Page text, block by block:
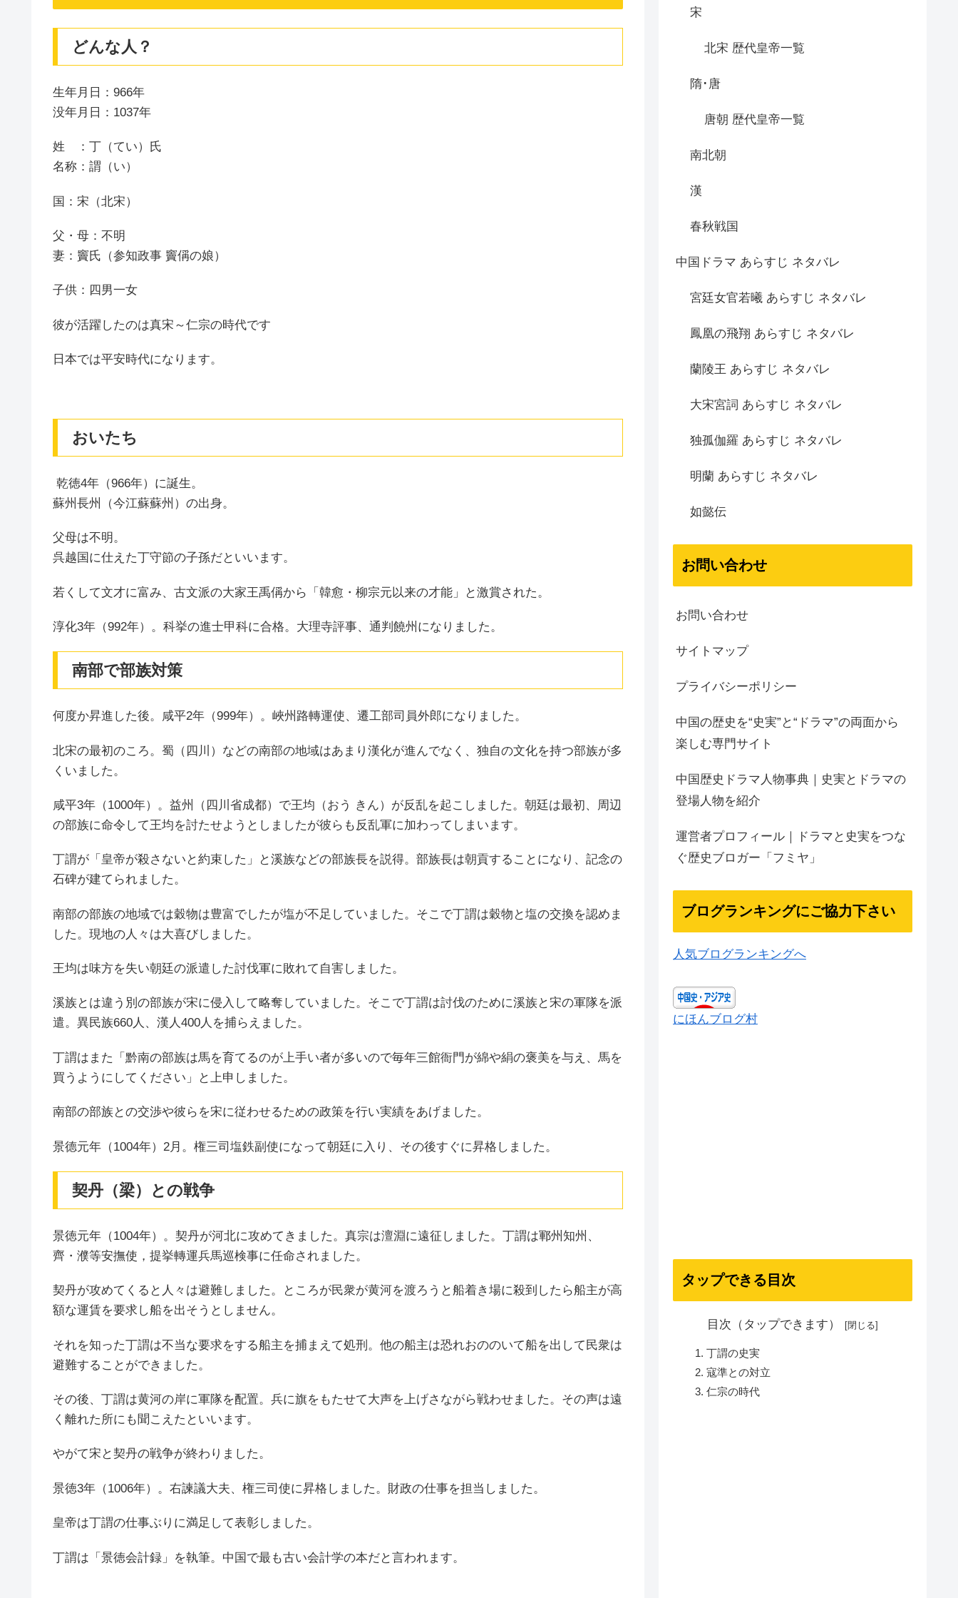
どんな人？
生年月日：966年
没年月日：1037年
姓 ：丁（てい）氏
名称：謂（い）
国：宋（北宋）
父・母：不明
妻：竇氏（参知政事 竇偁の娘）
子供：四男一女
彼が活躍したのは真宋～仁宗の時代です
日本では平安時代になります。
おいたち
乾徳4年（966年）に誕生。
蘇州長州（今江蘇蘇州）の出身。
父母は不明。
呉越国に仕えた丁守節の子孫だといいます。
若くして文才に富み、古文派の大家王禹偁から「韓愈・柳宗元以来の才能」と激賞された。
淳化3年（992年）。科挙の進士甲科に合格。大理寺評事、通判饒州になりました。
南部で部族対策
何度か昇進した後。咸平2年（999年）。峽州路轉運使、遷工部司員外郎になりました。
北宋の最初のころ。蜀（四川）などの南部の地域はあまり漢化が進んでなく、独自の文化を持つ部族が多
くいました。
咸平3年（1000年）。益州（四川省成都）で王均（おう きん）が反乱を起こしました。朝廷は最初、周辺
の部族に命令して王均を討たせようとしましたが彼らも反乱軍に加わってしまいます。
丁謂が「皇帝が殺さないと約束した」と溪族などの部族長を説得。部族長は朝貢することになり、記念の
石碑が建てられました。
南部の部族の地域では穀物は豊富でしたが塩が不足していました。そこで丁謂は穀物と塩の交換を認めま
した。現地の人々は大喜びしました。
王均は味方を失い朝廷の派遣した討伐軍に敗れて自害しました。
溪族とは違う別の部族が宋に侵入して略奪していました。そこで丁謂は討伐のために溪族と宋の軍隊を派
遣。異民族660人、漢人400人を捕らえました。
丁謂はまた「黔南の部族は馬を育てるのが上手い者が多いので毎年三館衙門が綿や絹の褒美を与え、馬を
買うようにしてください」と上申しました。
南部の部族との交渉や彼らを宋に従わせるための政策を行い実績をあげました。
景德元年（1004年）2月。権三司塩鉄副使になって朝廷に入り、その後すぐに昇格しました。
契丹（梁）との戦争
景徳元年（1004年）。契丹が河北に攻めてきました。真宗は澶淵に遠征しました。丁謂は鄆州知州、
齊・濮等安撫使，提挙轉運兵馬巡検事に任命されました。
契丹が攻めてくると人々は避難しました。ところが民衆が黄河を渡ろうと船着き場に殺到したら船主が高
額な運賃を要求し船を出そうとしません。
それを知った丁謂は不当な要求をする船主を捕まえて処刑。他の船主は恐れおののいて船を出して民衆は
避難することができました。
その後、丁謂は黄河の岸に軍隊を配置。兵に旗をもたせて大声を上げさながら戦わせました。その声は遠
く離れた所にも聞こえたといいます。
やがて宋と契丹の戦争が終わりました。
景徳3年（1006年）。右諫議大夫、権三司使に昇格しました。財政の仕事を担当しました。
皇帝は丁謂の仕事ぶりに満足して表彰しました。
丁謂は「景徳会計録」を執筆。中国で最も古い会計学の本だと言われます。
宋
北宋 歴代皇帝一覧
隋･唐
唐朝 歴代皇帝一覧
南北朝
漢
春秋戦国
中国ドラマ あらすじ ネタバレ
宮廷女官若曦 あらすじ ネタバレ
鳳凰の飛翔 あらすじ ネタバレ
蘭陵王 あらすじ ネタバレ
大宋宮詞 あらすじ ネタバレ
独孤伽羅 あらすじ ネタバレ
明蘭 あらすじ ネタバレ
如懿伝
お問い合わせ
お問い合わせ
サイトマップ
プライバシーポリシー
中国の歴史を“史実”と“ドラマ”の両面から
楽しむ専門サイト
中国歴史ドラマ人物事典｜史実とドラマの
登場人物を紹介
運営者プロフィール｜ドラマと史実をつな
ぐ歴史ブロガー「フミヤ」
ブログランキングにご協力下さい
人気ブログランキングへ
にほんブログ村
タップできる目次
目次（タップできます）
丁謂の史実
寇準との対立
仁宗の時代